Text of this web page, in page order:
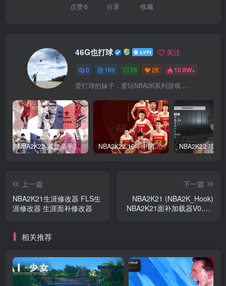
点赞6 分享 收藏
46G也打球 关注
0 165 28 26 10.8W+
爱打球的妹子，爱玩NBA2K系列游戏....
NBA2K22 灌篮高手面补合集 NBA2K22 19年中国队面补合集
上一篇
NBA2K21生涯修改器 FLS生
涯修改器 生涯面补修改器
下一篇
NBA2K21 (NBA2K_Hook)
NBA2K21面补加载器V0.0.5
相关推荐